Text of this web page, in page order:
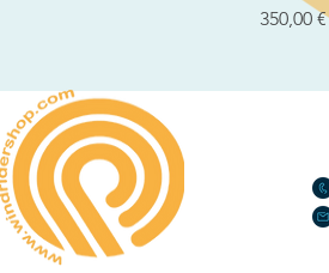
Preço
350,00 €